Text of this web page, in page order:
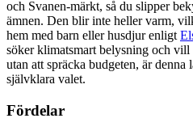
och Svanen-märkt, så du slipper
ämnen. Den blir inte heller varm,
hem med barn eller husdjur enligt
söker klimatsmart belysning och vill
utan att spräcka budgeten, är denna
självklara valet.
Fördelar